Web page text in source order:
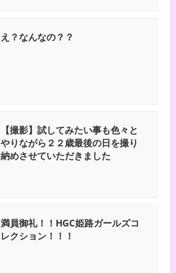
え？なんなの？？
【撮影】試してみたい事も色々と
やりながら２２歳最後の日を撮り
納めさせていただきました
満員御礼！！HGC姫路ガールズコ
レクション！！！